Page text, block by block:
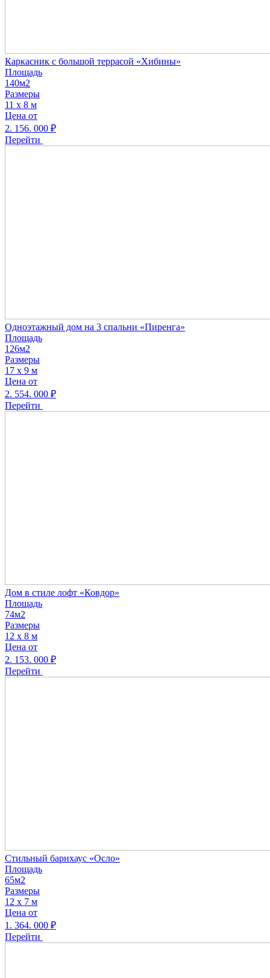
Каркасник с большой террасой «Хибины»
Площадь
140м2
Размеры
11 х 8 м
Цена от
2. 156. 000 ₽
Перейти
Одноэтажный дом на 3 спальни «Пиренга»
Площадь
126м2
Размеры
17 х 9 м
Цена от
2. 554. 000 ₽
Перейти
Дом в стиле лофт «Ковдор»
Площадь
74м2
Размеры
12 х 8 м
Цена от
2. 153. 000 ₽
Перейти
Стильный барнхаус «Осло»
Площадь
65м2
Размеры
12 х 7 м
Цена от
1. 364. 000 ₽
Перейти